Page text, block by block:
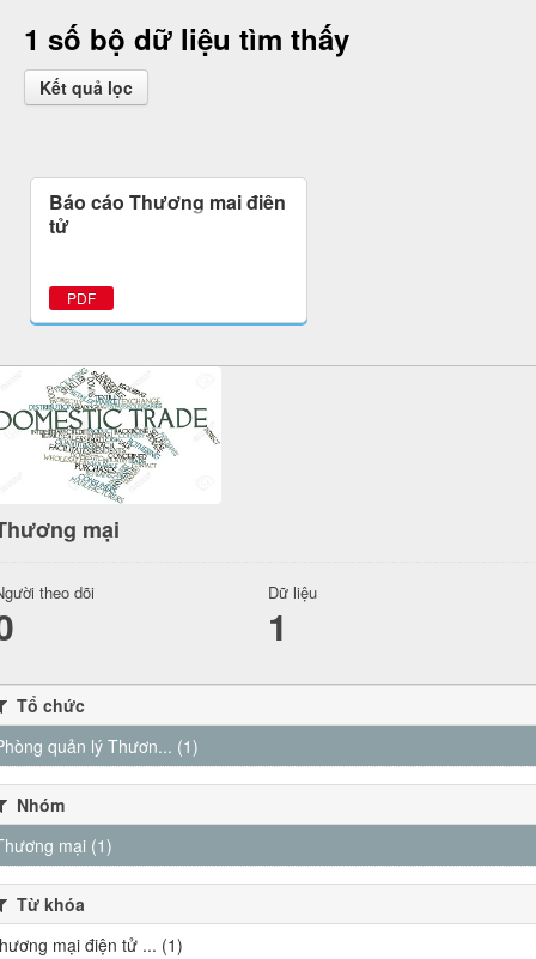
1 số bộ dữ liệu tìm thấy
Kết quả lọc
Báo cáo Thương mại điện
tử
PDF
mại
theo dõi Dữ liệu
1
Tổ chức
quản lý Thươn... (1)
Nhóm
mại (1)
Từ khóa
mại điện tử ... (1)